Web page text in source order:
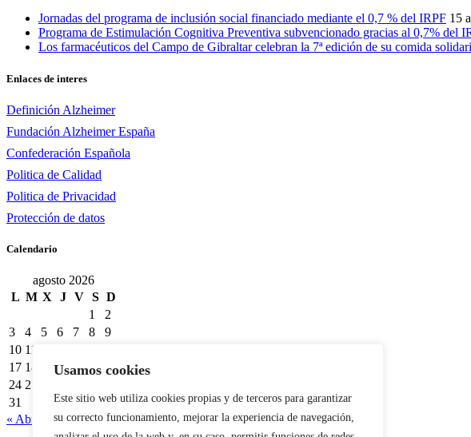
Usamos cookies
Este sitio web utiliza cookies propias y de terceros para garantizar
su correcto funcionamiento, mejorar la experiencia de navegación,
Jornadas del programa de inclusión social financiado mediante el 0,7 % del IRPF 15
Programa de Estimulación Cognitiva Preventiva subvencionado gracias al 0,7% del
Los farmacéuticos del Campo de Gibraltar celebran la 7ª edición de su comida
Enlaces de interes
Definición Alzheimer
Fundación Alzheimer España
Confederación Española
Politica de Calidad
Politica de Privacidad
Protección de datos
Calendario
agosto 2026
L M X J V S D
1
2
3
4 5 6 7 8
9
10 11
17 18 20 21 22 23
24 25
31
« Abr